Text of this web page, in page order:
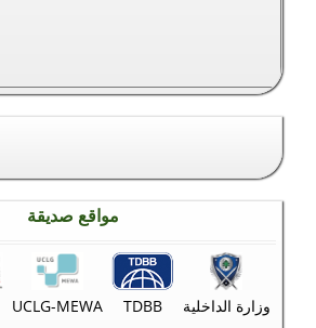
مواقع صديقة
وزارة الداخلية TDBB
UCLG-MEWA